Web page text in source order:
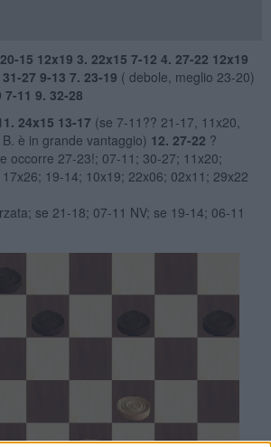
15 12x19 3. 22x15 7-12 4. 27-22 12x19
27 9-13 7. 23-19 ( debole, meglio 23-20)
7-11 9. 32-28
24x15 13-17 (se 7-11?? 21-17, 11x20,
è in grande vantaggio) 12. 27-22 ?
occorre 27-23!; 07-11; 30-27; 11x20;
19-14; 10x19; 22x06; 02x11; 29x22
se 21-18; 07-11 NV; se 19-14; 06-11